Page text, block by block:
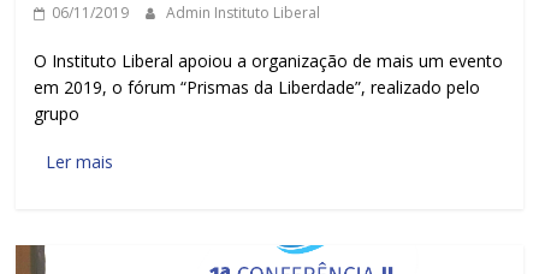
06/11/2019 Admin Instituto Liberal
O Instituto Liberal apoiou a organização de mais um evento
em 2019, o fórum “Prismas da Liberdade”, realizado pelo
grupo
Ler mais